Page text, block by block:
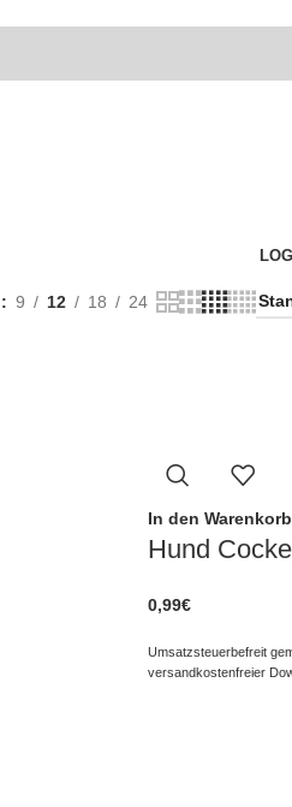
9 12 18 24
In den Warenkorb
Hund
0,99€
Umsatzsteuerbefreit
versandkostenfreier